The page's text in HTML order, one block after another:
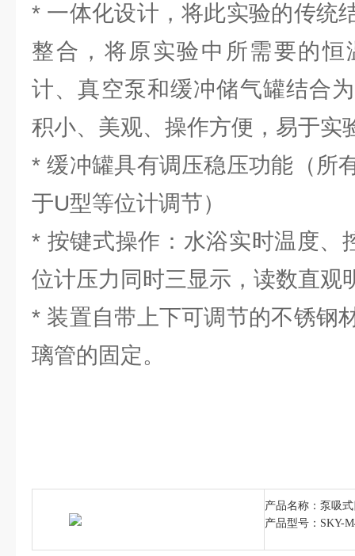
* 一体化设计，将此实验的传统
整合，将原实验中所需要的
计、真空泵和缓冲储气罐结合
积小、美观、操作方便，易于实
* 缓冲罐具有调压稳压功能（所
于U型等位计调节）
* 按键式操作：水浴实时温度、
位计压力同时三显示，读数直观
* 装置自带上下可调节的不锈钢
璃管的固定。
产品名称：泵吸
产品型号：SKY-